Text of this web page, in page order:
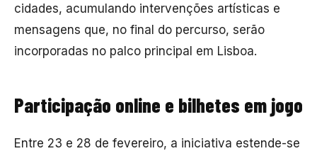
cidades, acumulando intervenções artísticas e
mensagens que, no final do percurso, serão
incorporadas no palco principal em Lisboa.
Participação online e bilhetes em jogo
Entre 23 e 28 de fevereiro, a iniciativa estende-se